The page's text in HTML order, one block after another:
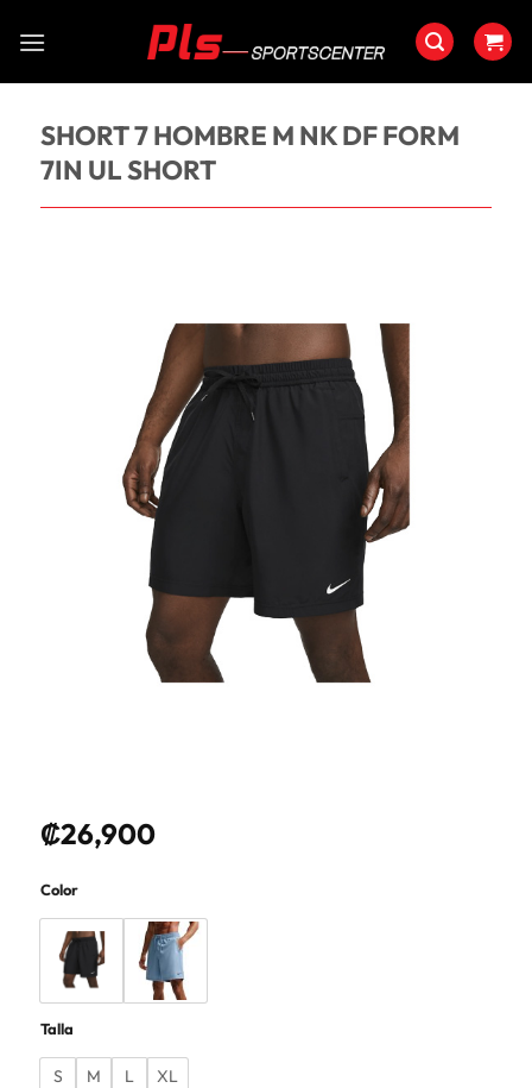
SHORT 7 HOMBRE M NK DF FORM
7IN UL SHORT
₡26,900
Color
Talla
S M L
XL